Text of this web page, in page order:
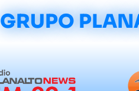
GRUPO